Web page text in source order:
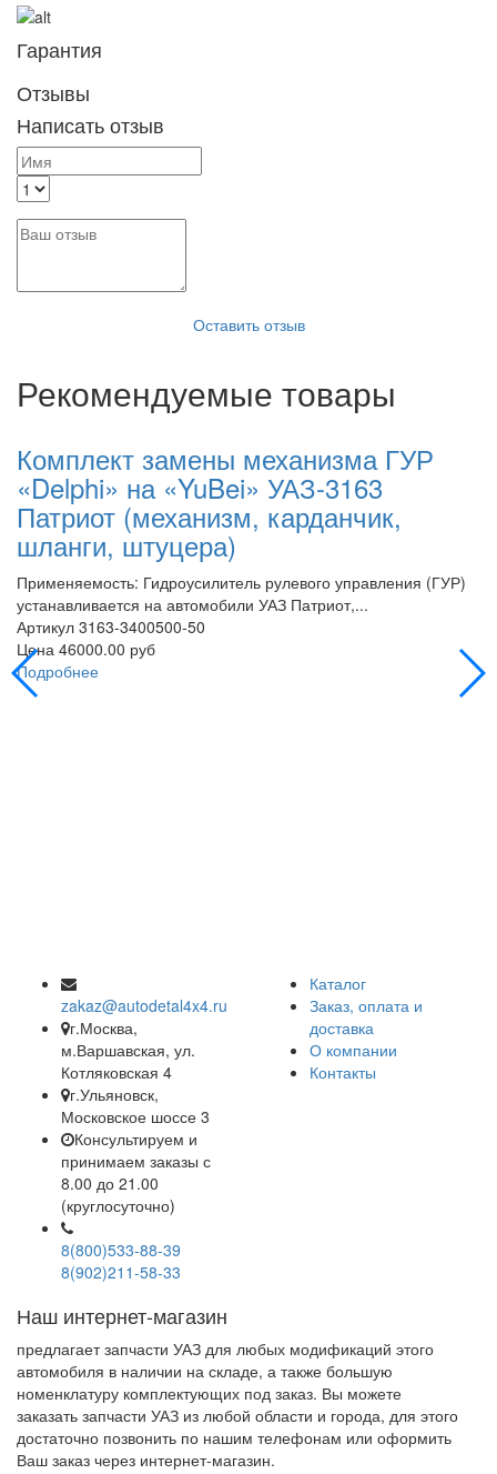
Гарантия
Отзывы
Написать отзыв
Оставить отзыв
Рекомендуемые товары
Комплект замены механизма ГУР
«Delphi» на «YuBei» УАЗ-3163
Патриот (механизм, карданчик,
шланги, штуцера)
Применяемость: Гидроусилитель рулевого управления (ГУР)
устанавливается на автомобили УАЗ Патриот,...
Артикул 3163-3400500-50
Цена 46000.00 руб
Подробнее
zakaz@autodetal4x4.ru
г.Москва,
м.Варшавская, ул.
Котляковская 4
г.Ульяновск,
Московское шоссе 3
Консультируем и
принимаем заказы с
8.00 до 21.00
(круглосуточно)
8(800)533-88-39
8(902)211-58-33
Каталог
Заказ, оплата и
доставка
О компании
Контакты
Наш интернет-магазин
предлагает запчасти УАЗ для любых модификаций этого
автомобиля в наличии на складе, а также большую
номенклатуру комплектующих под заказ. Вы можете
заказать запчасти УАЗ из любой области и города, для этого
достаточно позвонить по нашим телефонам или оформить
Ваш заказ через интернет-магазин.